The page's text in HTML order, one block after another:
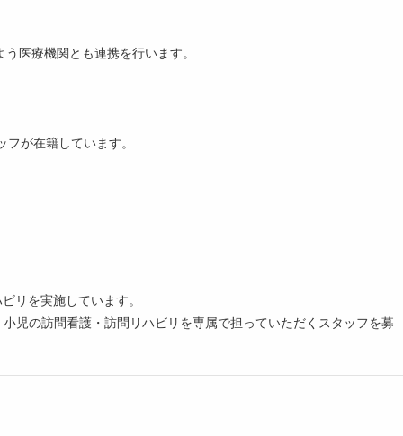
医療機関とも連携を行います。
が在籍しています。
リを実施しています。
児の訪問看護・訪問リハビリを専属で担っていただくスタッフを募